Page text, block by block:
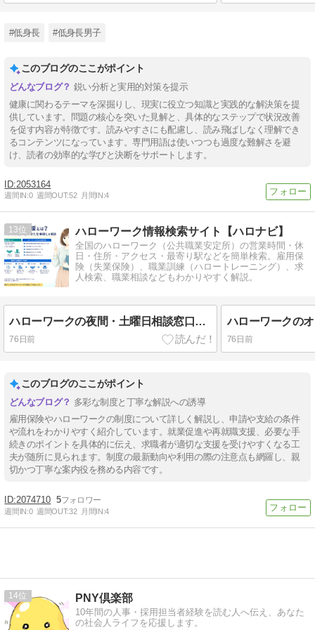
#低身長 #低身長男子
このブログのここがポイント
鋭い分析と実用的対策を提示
健康に関わるテーマを深掘りし、現実に役立つ知識と実践的な解決策を提
供しています。問題の核心を突いた見解と、具体的なステップで状況改善
を促す内容が特徴です。読みやすさにも配慮し、読み飛ばしなく理解でき
るコンテンツになっています。専門用語は使いつつも過度な難解さを避
け、読者の効率的な学びと決断をサポートします。
2053164
週間IN:0 週間OUT:52 月間IN:4
13 ハローワーク情報検索サイト【ハロナビ】
全国のハローワーク（公共職業安定所）の営業時間・休
日・住所・アクセス・最寄り駅などを簡単検索。雇用保
険（失業保険）、職業訓練（ハロートレーニング）、求
人検索、職業相談などもわかりやすく解説。
ハローワークの夜間・土曜日相談窓口｜利用できる内容と注意点
76日前 76日前
このブログのここがポイント
多彩な制度と丁寧な解説への誘導
雇用保険やハローワークの制度について詳しく解説し、申請や支給の条件
や流れをわかりやすく紹介しています。就業促進や再就職支援、必要な手
続きのポイントを具体的に伝え、求職者が適切な支援を受けやすくなる工
夫が随所に見られます。制度の最新動向や利用の際の注意点も網羅し、親
切かつ丁寧な案内役を務める内容です。
2074710 5
週間IN:0 週間OUT:32 月間IN:4
14 PNY倶楽部
10年間の人事・採用担当者経験を読む人へ伝え、あなた
の社会人ライフを応援します。